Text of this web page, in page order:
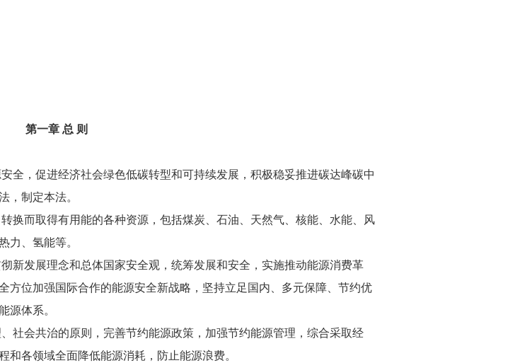
第一章 总 则
全，促进经济社会绿色低碳转型和可持续发展，积极稳妥推进碳达峰碳中
，制定本法。
换而取得有用能的各种资源，包括煤炭、石油、天然气、核能、水能、风
力、氢能等。
新发展理念和总体国家安全观，统筹发展和安全，实施推动能源消费革
方位加强国际合作的能源安全新战略，坚持立足国内、多元保障、节约优
源体系。
社会共治的原则，完善节约能源政策，加强节约能源管理，综合采取经
各领域全面降低能源消耗，防止能源浪费。